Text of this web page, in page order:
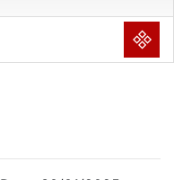
NULL